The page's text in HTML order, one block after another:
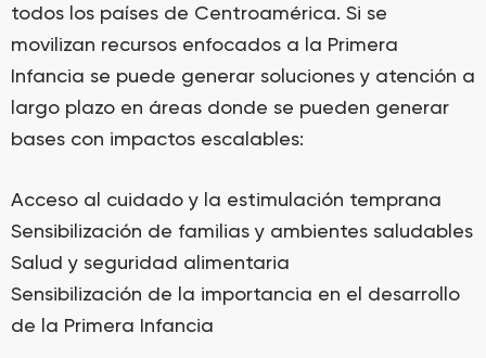
todos los países de Centroamérica. Si se
movilizan recursos enfocados a la Primera
Infancia se puede generar soluciones y atención a
largo plazo en áreas donde se pueden generar
bases con impactos escalables:
Acceso al cuidado y la estimulación temprana
Sensibilización de familias y ambientes saludables
Salud y seguridad alimentaria
Sensibilización de la importancia en el desarrollo
de la Primera Infancia